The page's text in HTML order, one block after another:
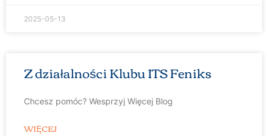
2025-05-13
Z działalności Klubu ITS Feniks
Chcesz pomóc? Wesprzyj Więcej Blog
WIĘCEJ